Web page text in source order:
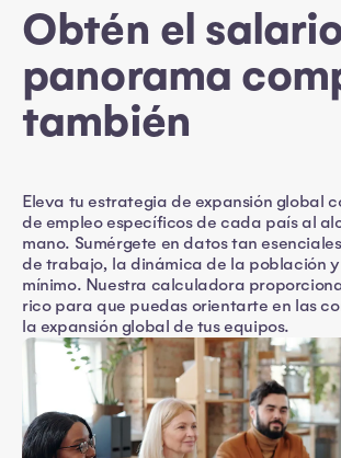
Obtén el
panorama
también
Eleva tu estrategia de expansión global
de empleo específicos de cada país al
mano. Sumérgete en datos tan
de trabajo, la dinámica de la población
mínimo. Nuestra calculadora
rico para que puedas orientarte en las
la expansión global de tus equipos.